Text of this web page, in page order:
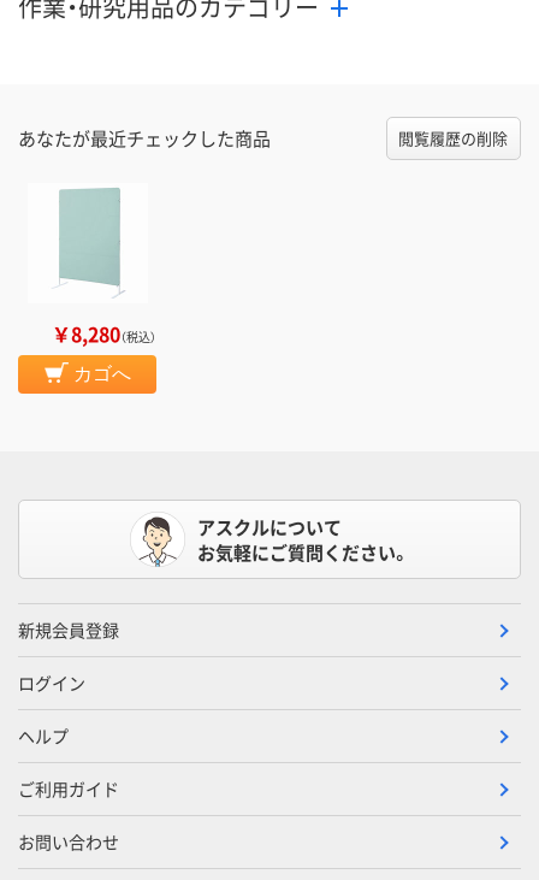
あなたが最近チェックした商品 閲覧履歴の削除
￥8,280（税込）
カゴへ
アスクルについて
お気軽にご質問ください。
新規会員登録
ログイン
ヘルプ
ご利用ガイド
お問い合わせ